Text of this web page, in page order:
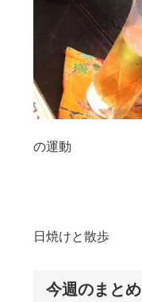
の運動
日焼けと散歩
今週のまとめ